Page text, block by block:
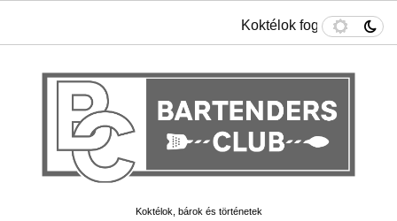
Koktélok
Koktélok, bárok és történetek